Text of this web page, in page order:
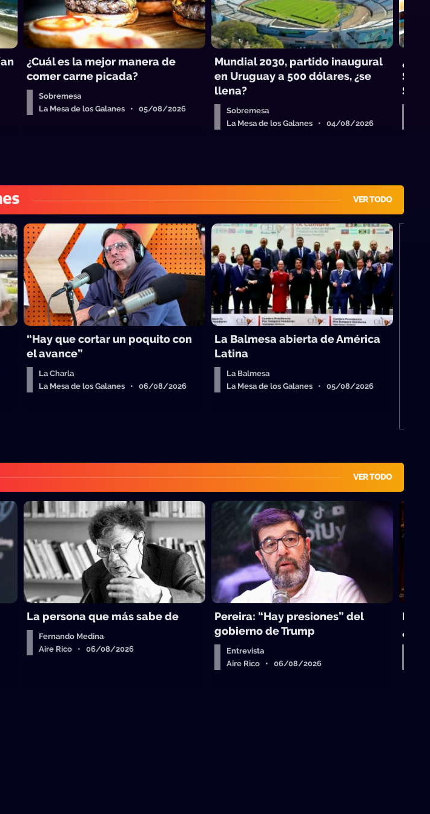
¿Cuál es la mejor manera de
comer carne picada?
Sobremesa
La Mesa de los Galanes • 05/08/2026
Mundial 2030, partido inaugural
en Uruguay a 500 dólares, ¿se
llena?
Sobremesa
La Mesa de los Galanes • 04/08/2026
VER TODO
“Hay que cortar un poquito con
el avance”
La Charla
La Mesa de los Galanes • 06/08/2026
La Balmesa abierta de América
Latina
La Balmesa
La Mesa de los Galanes • 05/08/2026
VER TODO
La persona que más sabe de
Fernando Medina
Aire Rico • 06/08/2026
Pereira: “Hay presiones” del
gobierno de Trump
Entrevista
Aire Rico • 06/08/2026
La